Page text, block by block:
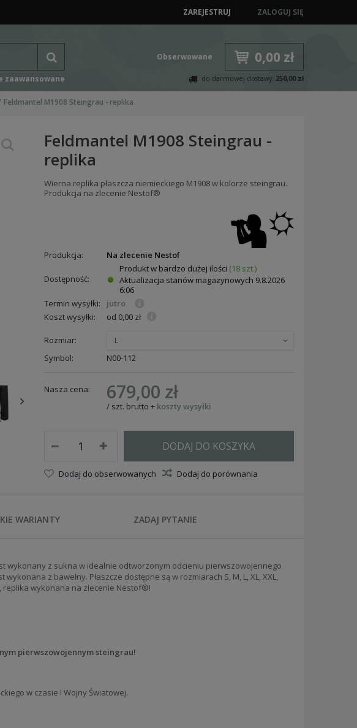
ZAREJESTRUJ ZALOGUJ SIĘ
zaawansowane
Obserwowane 0,00 zł
do darmowej dostawy: 250,00 zł
Feldmantel M1908 Steingrau - replika
Feldmantel M1908 Steingrau -
replika
Wierna replika płaszcza niemieckiego M1908 w kolorze steingrau.
Produkcja na zlecenie Nestof®
Produkcja: Na zlecenie Nestof
Dostępność:
Produkt w bardzo dużej ilości (18 szt.)
Aktualizacja stanów magazynowych 9.8.2026
6:06
Termin wysyłki:
jutro
Koszt wysyłki:
od 0,00 zł
Rozmiar: L
Symbol: N00-112
Nasza cena: 679,00 zł
/ szt. brutto+ koszty wysyłki
DODAJ DO KOSZYKA
Dodaj do obserwowanych Dodaj do porównania
WARIANTY ZADAJ PYTANIE
wykonany z sukna w idealnie odtworzonym odcieniu pierwszowojennego
z bawełny. Płaszcze dostępne są w rozmiarach S, M, L, XL, XXL,
replika wykonana na zlecenie Nestof®!
pierwszowojennym steingrau!
w czasie I Wojny Światowej.